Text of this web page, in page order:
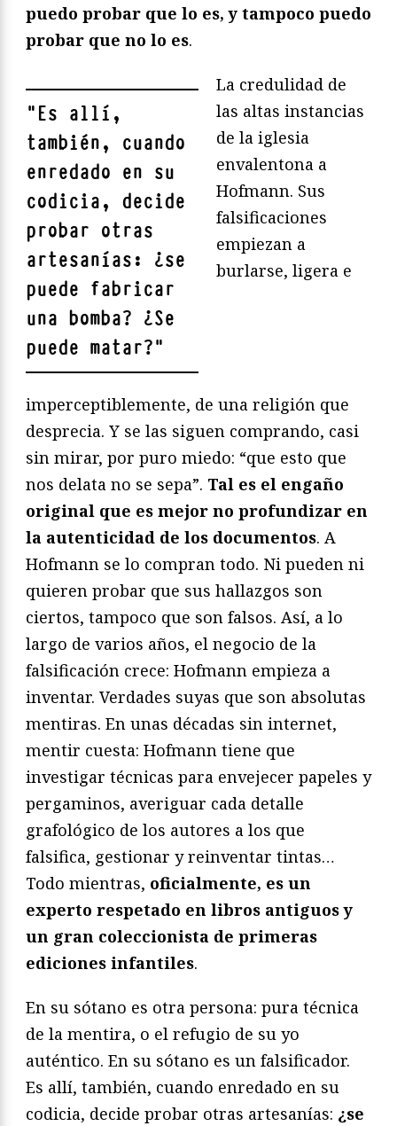
puedo probar que lo es, y tampoco puedo
probar que no lo es.
"Es allí,
también, cuando
enredado en su
codicia, decide
probar otras
artesanías: ¿se
puede fabricar
una bomba? ¿Se
puede matar?"
La credulidad de
las altas instancias
de la iglesia
envalentona a
Hofmann. Sus
falsificaciones
empiezan a
burlarse, ligera e
imperceptiblemente, de una religión que
desprecia. Y se las siguen comprando, casi
sin mirar, por puro miedo: “que esto que
nos delata no se sepa”. Tal es el engaño
original que es mejor no profundizar en
la autenticidad de los documentos. A
Hofmann se lo compran todo. Ni pueden ni
quieren probar que sus hallazgos son
ciertos, tampoco que son falsos. Así, a lo
largo de varios años, el negocio de la
falsificación crece: Hofmann empieza a
inventar. Verdades suyas que son absolutas
mentiras. En unas décadas sin internet,
mentir cuesta: Hofmann tiene que
investigar técnicas para envejecer papeles y
pergaminos, averiguar cada detalle
grafológico de los autores a los que
falsifica, gestionar y reinventar tintas…
Todo mientras, oficialmente, es un
experto respetado en libros antiguos y
un gran coleccionista de primeras
ediciones infantiles.
En su sótano es otra persona: pura técnica
de la mentira, o el refugio de su yo
auténtico. En su sótano es un falsificador.
Es allí, también, cuando enredado en su
codicia, decide probar otras artesanías: ¿se